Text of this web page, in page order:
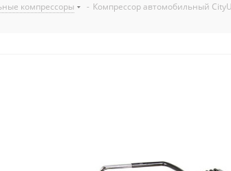
компрессоры - Компрессор автомобильный